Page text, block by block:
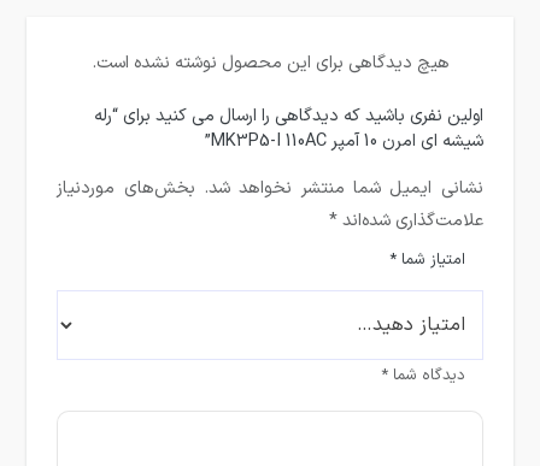
هیچ دیدگاهی برای این محصول نوشته نشده است.
اولین نفری باشید که دیدگاهی را ارسال می کنید برای “رله
شیشه ای امرن 10 آمپر MK3P5-I 110AC”
نشانی ایمیل شما منتشر نخواهد شد. بخش‌های موردنیاز
علامت‌گذاری شده‌اند*
امتیاز شما*
دیدگاه شما*